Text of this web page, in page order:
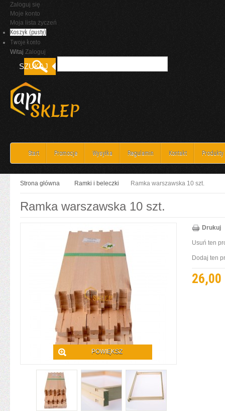
Zaloguj się
Moje konto
Moja lista życzeń
Koszyk (pusty)
Twoje konto
Witaj Zaloguj
Start Promocje Wysyłka Regulamin Kontakt Produkty
Strona główna Ramki i beleczki Ramka warszawska 10 szt.
Ramka warszawska 10 szt.
Drukuj
Usuń ten
Dodaj ten
26,00
POWIĘKSZ